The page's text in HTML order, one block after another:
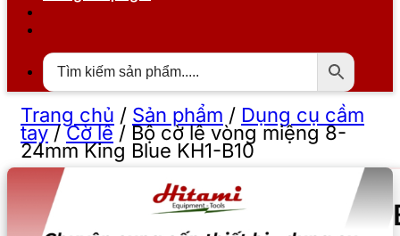
Trang chủ / Sản phẩm / Dụng cụ cầm
tay/Cờ lê/ Bộ cờ lê vòng miệng 8-
24mm King Blue KH1-B10